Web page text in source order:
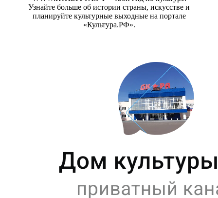
Узнайте больше об истории страны, искусстве и
планируйте культурные выходные на портале
«Культура.РФ».